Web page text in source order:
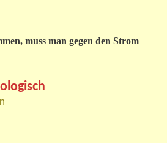
muss man gegen den Strom